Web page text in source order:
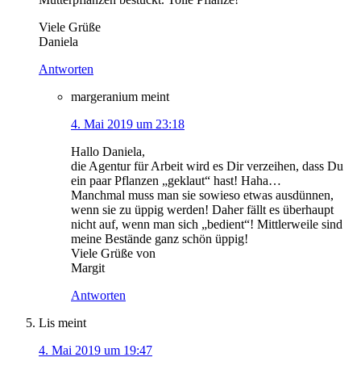
Viele Grüße
Daniela
Antworten
margeranium meint
4. Mai 2019 um 23:18
Hallo Daniela,
die Agentur für Arbeit wird es Dir verzeihen, dass Du
ein paar Pflanzen „geklaut“ hast! Haha…
Manchmal muss man sie sowieso etwas ausdünnen,
wenn sie zu üppig werden! Daher fällt es überhaupt
nicht auf, wenn man sich „bedient“! Mittlerweile sind
meine Bestände ganz schön üppig!
Viele Grüße von
Margit
Antworten
Lis meint
4. Mai 2019 um 19:47